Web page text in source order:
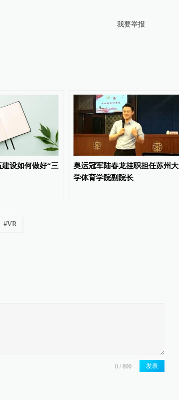
我要举报
设如何做好“三
奥运冠军陆春龙挂职担任苏州大
学体育学院副院长
#VR
发表